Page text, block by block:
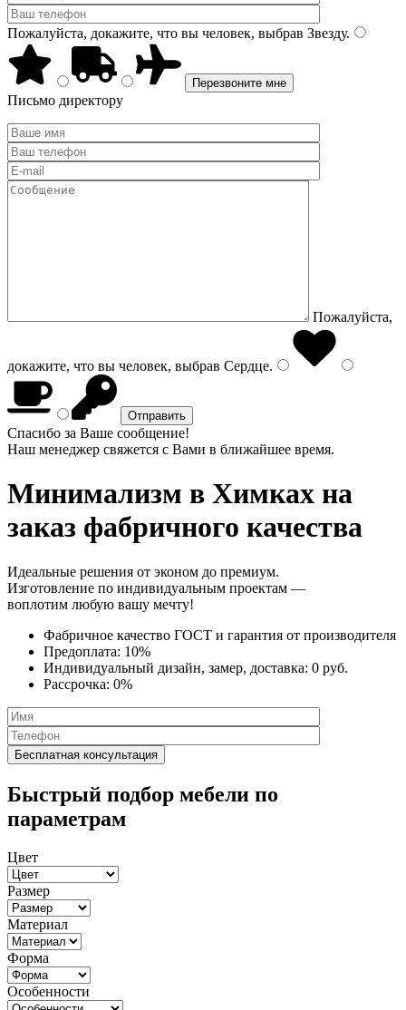
Пожалуйста, докажите, что вы человек, выбрав Звезду.
Письмо директору
Пожалуйста,
докажите, что вы человек, выбрав Сердце.
Спасибо за Ваше сообщение!
Наш менеджер свяжется с Вами в ближайшее время.
Минимализм в Химках на
заказ фабричного качества
Идеальные решения от эконом до премиум.
Изготовление по индивидуальным проектам —
воплотим любую вашу мечту!
Фабричное качество ГОСТ и гарантия от производителя
Предоплата: 10%
Индивидуальный дизайн, замер, доставка: 0 руб.
Рассрочка: 0%
Быстрый подбор мебели по
параметрам
Цвет
Размер
Материал
Форма
Особенности